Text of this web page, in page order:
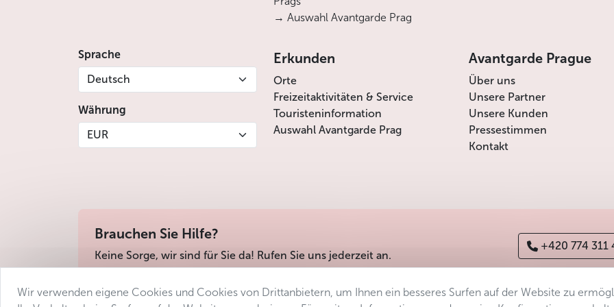
→ Auswahl Avantgarde Prag
Sprache
Deutsch
Währung
EUR
Erkunden
Orte
Freizeitaktivitäten & Service
Touristeninformation
Auswahl Avantgarde Prag
Avantgarde Prague
Über uns
Unsere Partner
Unsere Kunden
Pressestimmen
Kontakt
Brauchen Sie Hilfe?
Keine Sorge, wir sind für Sie da! Rufen Sie uns jederzeit an.
+420 774 311
Wir verwenden eigene Cookies und Cookies von Drittanbietern, um Ihnen ein besseres Surfen auf der Website zu